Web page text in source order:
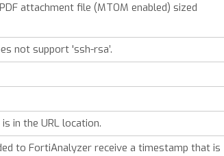
attachment file (MTOM enabled) sized
not support 'ssh-rsa’.
in the URL location.
to FortiAnalyzer receive a timestamp that is